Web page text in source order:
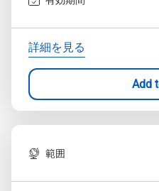
詳細を見る
Add
範囲